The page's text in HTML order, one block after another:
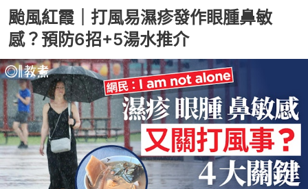
颱風紅霞｜打風易濕疹發作眼腫鼻敏
感？預防6招+5湯水推介